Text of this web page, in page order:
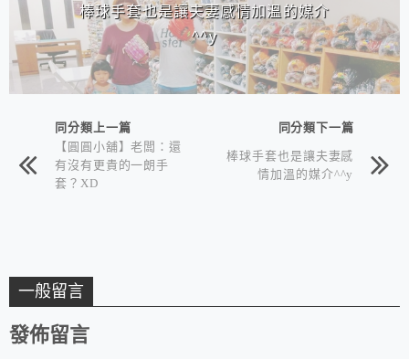
棒球手套也是讓夫妻感情加溫的媒介
^^y
同分類上一篇
【圓圓小舖】老闆：還
有沒有更貴的一朗手
套？XD
同分類下一篇
棒球手套也是讓夫妻感
情加溫的媒介^^y
一般留言
發佈留言